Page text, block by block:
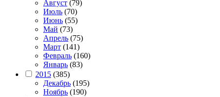
Август (79)
Июль (70)
Июнь (55)
Май (73)
Апрель (75)
Март (141)
Февраль (160)
Январь (83)
2015 (385)
Декабрь (195)
Ноябрь (190)